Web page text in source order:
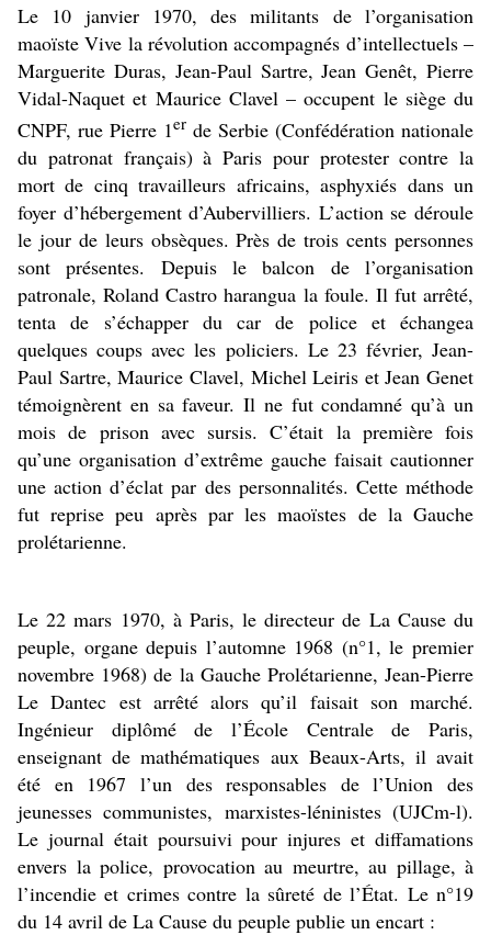
Le 10 janvier 1970, des militants de l’organisation
maoïste Vive la révolution accompagnés d’intellectuels –
Marguerite Duras, Jean-Paul Sartre, Jean Genêt, Pierre
Vidal-Naquet et Maurice Clavel – occupent le siège du
CNPF, rue Pierre 1er de Serbie (Confédération nationale
du patronat français) à Paris pour protester contre la
mort de cinq travailleurs africains, asphyxiés dans un
foyer d’hébergement d’Aubervilliers. L’action se déroule
le jour de leurs obsèques. Près de trois cents personnes
sont présentes. Depuis le balcon de l’organisation
patronale, Roland Castro harangua la foule. Il fut arrêté,
tenta de s’échapper du car de police et échangea
quelques coups avec les policiers. Le 23 février, Jean-
Paul Sartre, Maurice Clavel, Michel Leiris et Jean Genet
témoignèrent en sa faveur. Il ne fut condamné qu’à un
mois de prison avec sursis. C’était la première fois
qu’une organisation d’extrême gauche faisait cautionner
une action d’éclat par des personnalités. Cette méthode
fut reprise peu après par les maoïstes de la Gauche
prolétarienne.
Le 22 mars 1970, à Paris, le directeur de La Cause du
peuple, organe depuis l’automne 1968 (n°1, le premier
novembre 1968) de la Gauche Prolétarienne, Jean-Pierre
Le Dantec est arrêté alors qu’il faisait son marché.
Ingénieur diplômé de l’École Centrale de Paris,
enseignant de mathématiques aux Beaux-Arts, il avait
été en 1967 l’un des responsables de l’Union des
jeunesses communistes, marxistes-léninistes (UJCm-l).
Le journal était poursuivi pour injures et diffamations
envers la police, provocation au meurtre, au pillage, à
l’incendie et crimes contre la sûreté de l’État. Le n°19
du 14 avril de La Cause du peuple publie un encart :